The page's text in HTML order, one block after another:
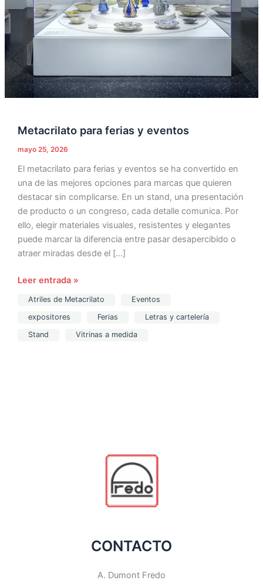
Metacrilato para ferias y eventos
mayo 25, 2026
El metacrilato para ferias y eventos se ha convertido en
una de las mejores opciones para marcas que quieren
destacar sin complicarse. En un stand, una presentación
de producto o un congreso, cada detalle comunica. Por
ello, elegir materiales visuales, resistentes y elegantes
puede marcar la diferencia entre pasar desapercibido o
atraer miradas desde el […]
Leer entrada »
Atriles de Metacrilato
Eventos
expositores
Ferias
Letras y cartelería
Stand
Vitrinas a medida
CONTACTO
A. Dumont Fredo